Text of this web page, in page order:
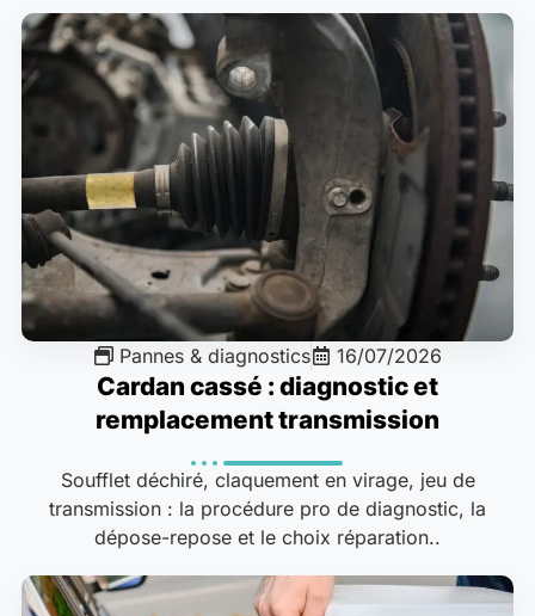
Pannes & diagnostics 16/07/2026
Cardan cassé : diagnostic et
remplacement transmission
Soufflet déchiré, claquement en virage, jeu de
transmission : la procédure pro de diagnostic, la
dépose-repose et le choix réparation..